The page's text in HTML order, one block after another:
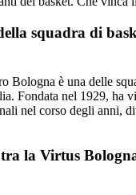
squadra di
Bologna è una delle
Fondata nel 1929, ha
nel corso degli anni,
la Virtus